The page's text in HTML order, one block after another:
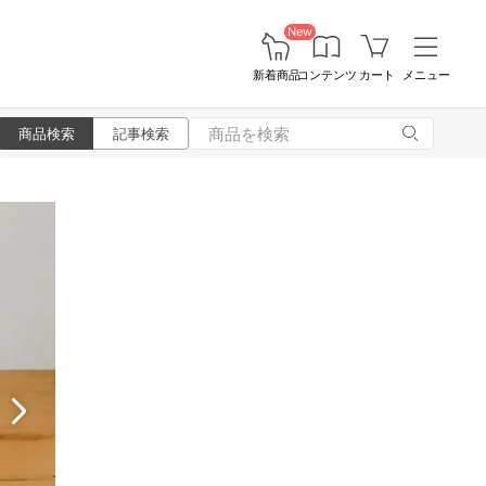
New
新着商品コンテンツ カート メニュー
商品検索 記事検索